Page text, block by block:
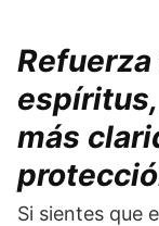
más
Si sientes que